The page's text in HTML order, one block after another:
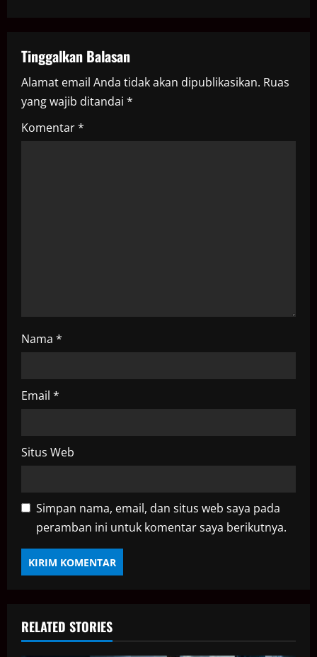
a
v
i
g
Tinggalkan Balasan
Alamat email Anda tidak akan dipublikasikan. Ruas
yang wajib ditandai *
Komentar*
Nama *
Email *
Situs Web
Simpan nama, email, dan situs web saya pada
peramban ini untuk komentar saya berikutnya.
RELATED STORIES